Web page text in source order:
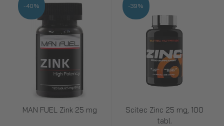
MAN FUEL Zink 25 mg
-40%
Scitec Zinc 25 mg, 100
tabl.
-39%